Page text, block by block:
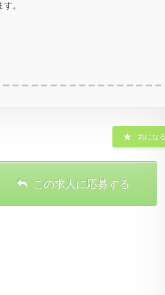
。
気になる
この求人に応募する